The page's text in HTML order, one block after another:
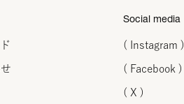
Social media
( Instagram )
( Facebook )
( X )